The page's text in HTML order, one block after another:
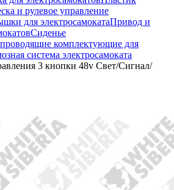
и рулевое управление
для электросамокатаПривод и
Сиденье
комплектующие для
система электросамоката
3 кнопки 48v Свет/Сигнал/